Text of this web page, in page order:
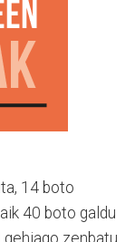
14 boto
40 boto galdu
gehiago zenbatu